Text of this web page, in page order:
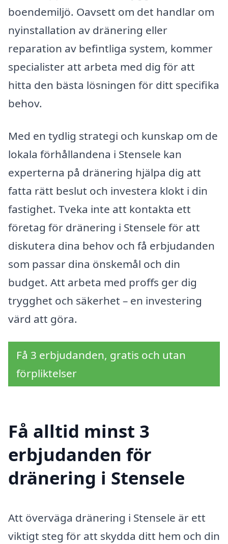
boendemiljö. Oavsett om det handlar om
nyinstallation av dränering eller
reparation av befintliga system, kommer
specialister att arbeta med dig för att
hitta den bästa lösningen för ditt specifika
behov.
Med en tydlig strategi och kunskap om de
lokala förhållandena i Stensele kan
experterna på dränering hjälpa dig att
fatta rätt beslut och investera klokt i din
fastighet. Tveka inte att kontakta ett
företag för dränering i Stensele för att
diskutera dina behov och få erbjudanden
som passar dina önskemål och din
budget. Att arbeta med proffs ger dig
trygghet och säkerhet – en investering
värd att göra.
Få 3 erbjudanden, gratis och utan
förpliktelser
Få alltid minst 3
erbjudanden för
dränering i Stensele
Att överväga dränering i Stensele är ett
viktigt steg för att skydda ditt hem och din